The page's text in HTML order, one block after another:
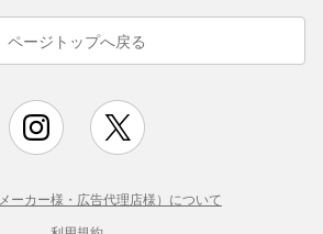
ページトップへ戻る
ーカー様・広告代理店様）について